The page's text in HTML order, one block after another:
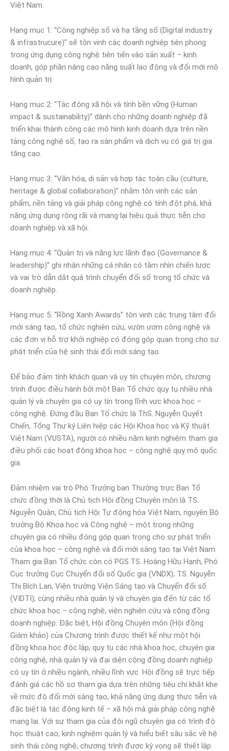
Việt Nam.
Hạng mục 1: “Công nghiệp số và hạ tầng số (Digital industry
& infrastrucure)” sẽ tôn vinh các doanh nghiệp tiên phong
trong ứng dụng công nghệ tiên tiến vào sản xuất – kinh
doanh, góp phần nâng cao năng suất lao động và đổi mới mô
hình quản trị.
Hạng mục 2: “Tác động xã hội và tính bền vững (Human
impact & sustainability)” dành cho những doanh nghiệp đã
triển khai thành công các mô hình kinh doanh dựa trên nền
tảng công nghệ số, tạo ra sản phẩm và dịch vụ có giá trị gia
tăng cao.
Hạng mục 3: “Văn hóa, di sản và hợp tác toàn cầu (culture,
heritage & global collaboration)” nhằm tôn vinh các sản
phẩm, nền tảng và giải pháp công nghệ có tính đột phá, khả
năng ứng dụng rộng rãi và mang lại hiệu quả thực tiễn cho
doanh nghiệp và xã hội.
Hạng mục 4: “Quản trị và năng lực lãnh đạo (Governance &
leadership)” ghi nhận những cá nhân có tầm nhìn chiến lược
và vai trò dẫn dắt quá trình chuyển đổi số trong tổ chức và
doanh nghiệp.
Hạng mục 5: “Rồng Xanh Awards” tôn vinh các trung tâm đổi
mới sáng tạo, tổ chức nghiên cứu, vườn ươm công nghệ và
các đơn vị hỗ trợ khởi nghiệp có đóng góp quan trọng cho sự
phát triển của hệ sinh thái đổi mới sáng tạo.
Để bảo đảm tính khách quan và uy tín chuyên môn, chương
trình được điều hành bởi một Ban Tổ chức quy tụ nhiều nhà
quản lý và chuyên gia có uy tín trong lĩnh vực khoa học –
công nghệ. Đứng đầu Ban Tổ chức là ThS. Nguyễn Quyết
Chiến, Tổng Thư ký Liên hiệp các Hội Khoa học và Kỹ thuật
Việt Nam (VUSTA), người có nhiều năm kinh nghiệm tham gia
điều phối các hoạt động khoa học – công nghệ quy mô quốc
gia.
Đảm nhiệm vai trò Phó Trưởng ban Thường trực Ban Tổ
chức đồng thời là Chủ tịch Hội đồng Chuyên môn là TS.
Nguyễn Quân, Chủ tịch Hội Tự động hóa Việt Nam, nguyên Bộ
trưởng Bộ Khoa học và Công nghệ – một trong những
chuyên gia có nhiều đóng góp quan trọng cho sự phát triển
của khoa học – công nghệ và đổi mới sáng tạo tại Việt Nam.
Tham gia Ban Tổ chức còn có PGS.TS. Hoàng Hữu Hạnh, Phó
Cục trưởng Cục Chuyển đổi số Quốc gia (VNDX); TS. Nguyễn
Thị Bích Lan, Viện trưởng Viện Sáng tạo và Chuyển đổi số
(VIDTI); cùng nhiều nhà quản lý và chuyên gia đến từ các tổ
chức khoa học – công nghệ, viện nghiên cứu và cộng đồng
doanh nghiệp. Đặc biệt, Hội đồng Chuyên môn (Hội đồng
Giám khảo) của Chương trình được thiết kế như một hội
đồng khoa học độc lập, quy tụ các nhà khoa học, chuyên gia
công nghệ, nhà quản lý và đại diện cộng đồng doanh nghiệp
có uy tín ở nhiều ngành, nhiều lĩnh vực. Hội đồng sẽ trực tiếp
đánh giá các hồ sơ tham gia dựa trên những tiêu chí khắt khe
về mức độ đổi mới sáng tạo, khả năng ứng dụng thực tiễn và
đặc biệt là tác động kinh tế – xã hội mà giải pháp công nghệ
mang lại. Với sự tham gia của đội ngũ chuyên gia có trình độ
học thuật cao, kinh nghiệm quản lý và hiểu biết sâu sắc về hệ
sinh thái công nghệ, chương trình được kỳ vọng sẽ thiết lập